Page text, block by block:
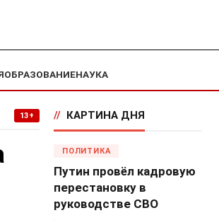
ОБРАЗОВАНИЕНАУКА
13+ // КАРТИНА ДНЯ
ПОЛИТИКА
Путин провёл кадровую
перестановку в
руководстве СВО